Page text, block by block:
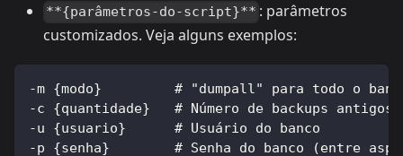
**{parâmetros-do-script}** : parâmetros
customizados. Veja alguns exemplos:
-m {modo}         # "dumpall" para todo o
-c {quantidade}   # Número de backups
-u {usuario}      # Usuário do banco
-p {senha}        # Senha do banco (entre